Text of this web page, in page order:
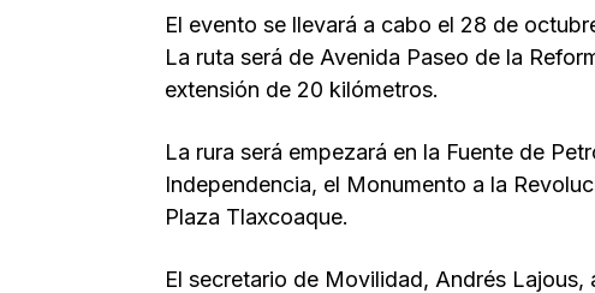
El evento se llevará a cabo el 28 de
La ruta será de Avenida Paseo de la
extensión de 20 kilómetros.
La rura será empezará en la Fuente de
Independencia, el Monumento a la
Plaza Tlaxcoaque.
El secretario de Movilidad, Andrés